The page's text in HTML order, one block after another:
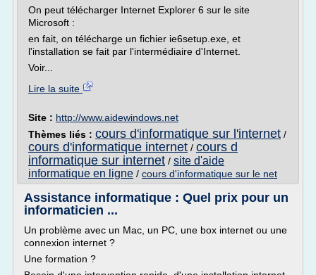
On peut télécharger Internet Explorer 6 sur le site
Microsoft :
en fait, on télécharge un fichier ie6setup.exe, et
l'installation se fait par l'intermédiaire d'Internet.
Voir...
Lire la suite
Site : http://www.aidewindows.net
Thèmes liés : cours d'informatique sur l'internet /
cours d'informatique internet / cours d
informatique sur internet / site d'aide
informatique en ligne / cours d'informatique sur le net
Assistance informatique : Quel prix pour un
informaticien ...
Un problème avec un Mac, un PC, une box internet ou une
connexion internet ?
Une formation ?